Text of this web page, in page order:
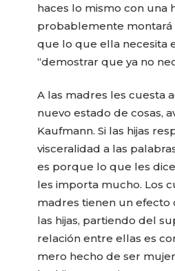
haces lo mismo con una
probablemente montará
que lo que ella necesita
“demostrar que ya no
A las madres les cuesta
nuevo estado de cosas,
Kaufmann. Si las hijas
visceralidad a las
es porque lo que les
les importa mucho. Los
madres tienen un efecto
las hijas, partiendo del
relación entre ellas es
mero hecho de ser